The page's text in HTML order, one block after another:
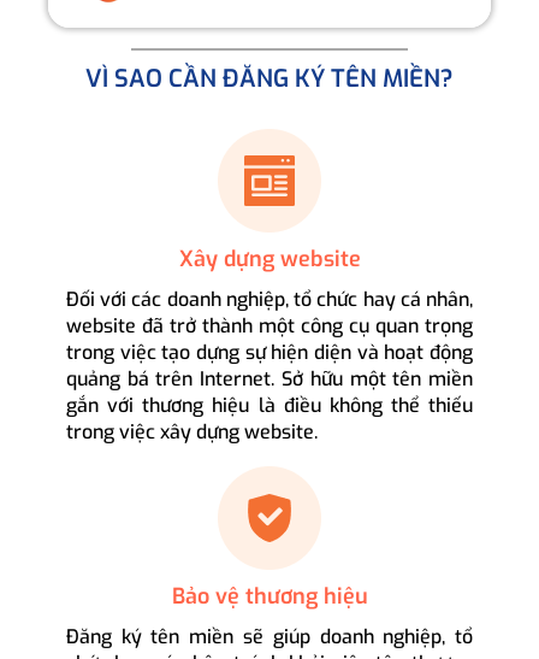
VÌ SAO CẦN ĐĂNG KÝ TÊN MIỀN?
Xây dựng website
Đối với các doanh nghiệp, tổ chức hay cá nhân,
website đã trở thành một công cụ quan trọng
trong việc tạo dựng sự hiện diện và hoạt động
quảng bá trên Internet. Sở hữu một tên miền
gắn với thương hiệu là điều không thể thiếu
trong việc xây dựng website.
Bảo vệ thương hiệu
Đăng ký tên miền sẽ giúp doanh nghiệp, tổ